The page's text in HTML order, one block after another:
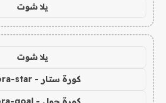
يلا شوت
يلا شوت
كورة ستار - koora-star